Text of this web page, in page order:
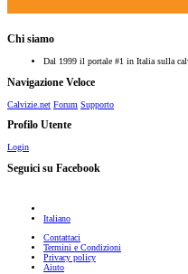
Chi siamo
Dal 1999 il portale #1 in Italia sulla
Navigazione Veloce
Calvizie.net Forum Supporto
Profilo Utente
Login
Seguici su Facebook
Italiano
Contattaci
Termini e Condizioni
Privacy policy
Aiuto